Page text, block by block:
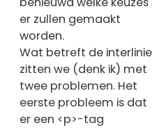
er zullen gemaakt
worden.
Wat betreft de interlinie
zitten we (denk ik) met
twee problemen. Het
eerste probleem is dat
er een <p>-tag